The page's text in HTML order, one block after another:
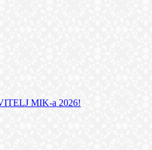
MIK-a 2026!